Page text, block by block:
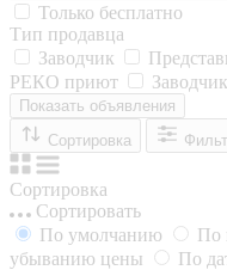
Только бесплатно
Тип продавца
Заводчик
РЕКО приют
Показать объявления
Сортировка
Сортировка
Сортировать
По умолчанию
По
убыванию цены
По